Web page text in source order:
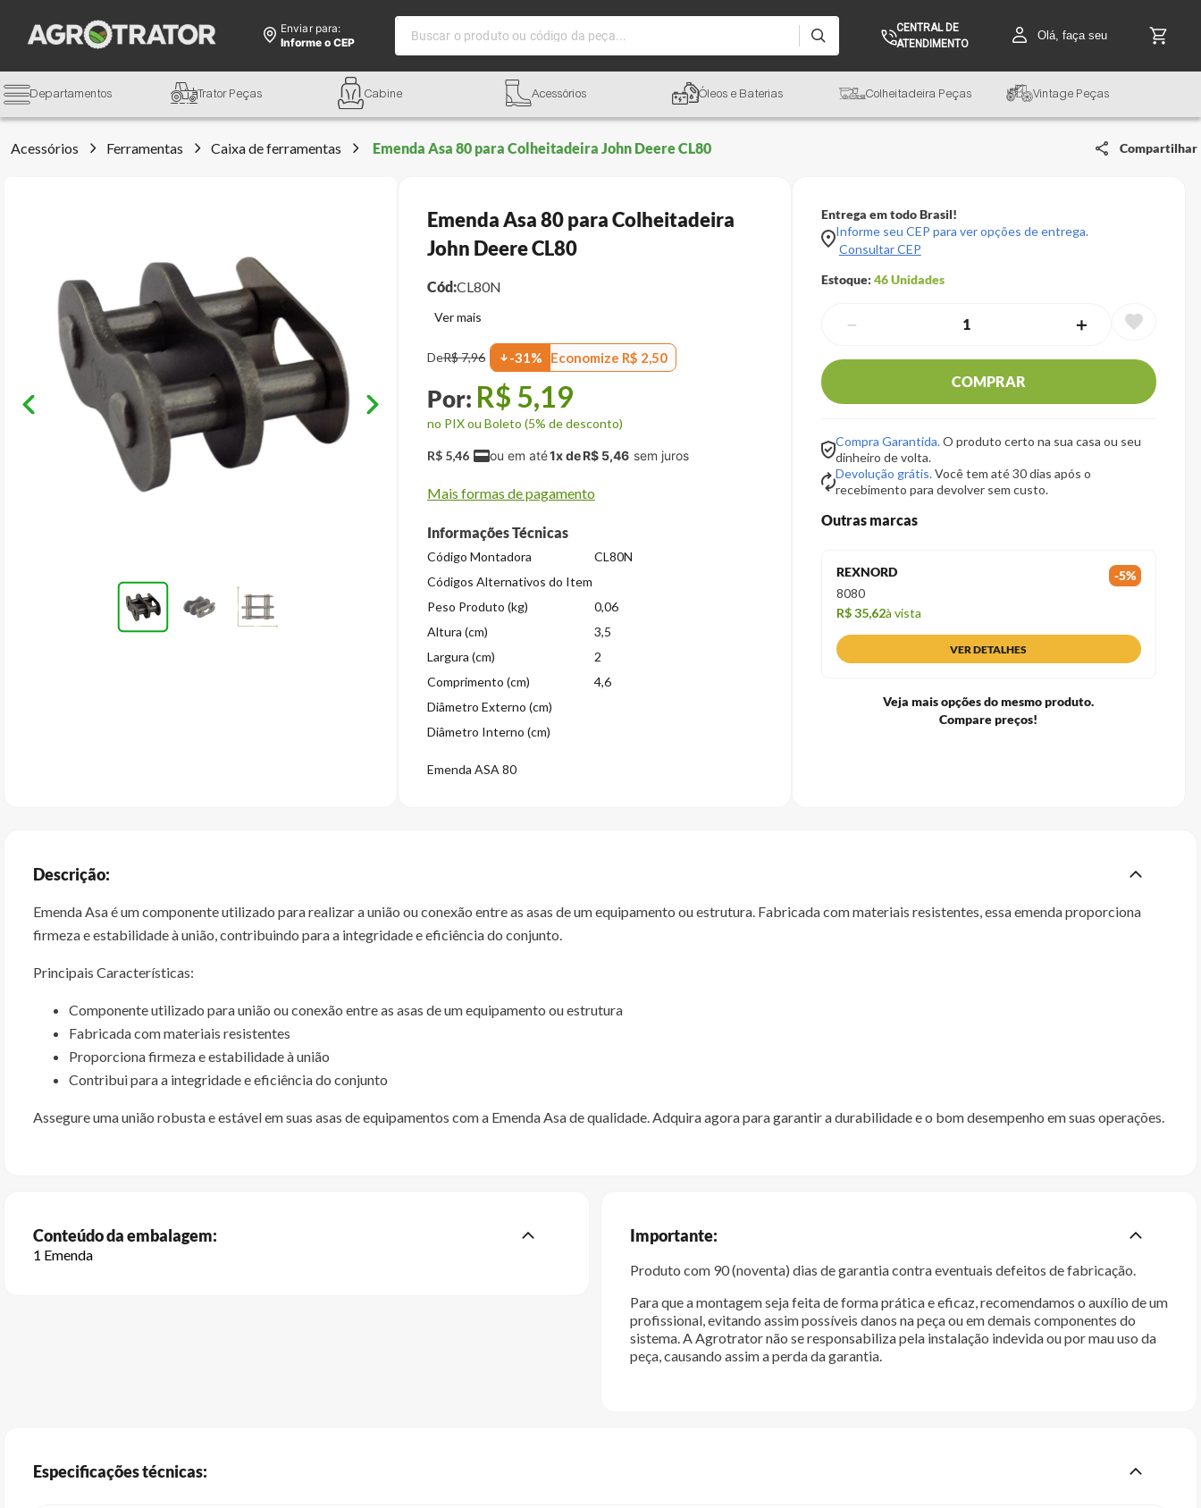
Enviar para:
Informe o CEP
Buscar o produto ou código da peça...
CENTRAL DE
ATENDIMENTO
Olá, faça seu
Departamentos Trator Peças Cabine Acessórios Óleos e Baterias Colheitadeira Peças Vintage Peças
Acessórios Ferramentas Caixa de ferramentas Emenda Asa 80 para Colheitadeira John Deere CL80 Compartilhar
Emenda Asa 80 para Colheitadeira
John Deere CL80
Cód:CL80N
DeR$7,96 -31% Economize R$ 2,50
R$ 5,19
no PIX ou Boleto (5% de desconto)
R$ 5,46 1x deR$ 5,46
Mais formas de pagamento
Informações Técnicas
Código Montadora
CL80N
Códigos Alternativos do Item
Peso Produto (kg)
0,06
Altura (cm)
3,5
Largura (cm)
2
Comprimento (cm)
4,6
Diâmetro Externo (cm)
Diâmetro Interno (cm)
Emenda ASA 80
Entrega em todo Brasil!
Informe seu CEP para ver opções de entrega.
Consultar CEP
Estoque: 46Unidades
＋
－
COMPRAR
Compra Garantida.O produto certo na sua casa ou seu
dinheiro de volta.
Devolução grátis.Você tem até 30 dias após o
recebimento para devolver sem custo.
Outras marcas
REXNORD -5%
8080
R$ 35,62à vista
VER DETALHES
Veja mais opções do mesmo produto.
Compare preços!
Descrição:
Emenda Asa é um componente utilizado para realizar a união ou conexão entre as asas de um equipamento ou estrutura. Fabricada com materiais resistentes, essa emenda proporciona
firmeza e estabilidade à união, contribuindo para a integridade e eficiência do conjunto.
Principais Características:
Componente utilizado para união ou conexão entre as asas de um equipamento ou estrutura
Fabricada com materiais resistentes
Proporciona firmeza e estabilidade à união
Contribui para a integridade e eficiência do conjunto
Assegure uma união robusta e estável em suas asas de equipamentos com a Emenda Asa de qualidade. Adquira agora para garantir a durabilidade e o bom desempenho em suas operações.
Conteúdo da embalagem:
1 Emenda
Importante:
Produto com 90 (noventa) dias de garantia contra eventuais defeitos de fabricação.
Para que a montagem seja feita de forma prática e eficaz, recomendamos o auxílio de um
profissional, evitando assim possíveis danos na peça ou em demais componentes do
sistema. A Agrotrator não se responsabiliza pela instalação indevida ou por mau uso da
peça, causando assim a perda da garantia.
Especificações técnicas: